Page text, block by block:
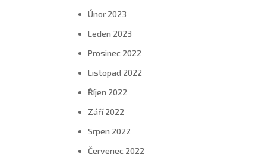
Únor 2023
Leden 2023
Prosinec 2022
Listopad 2022
Říjen 2022
Září 2022
Srpen 2022
Červenec 2022